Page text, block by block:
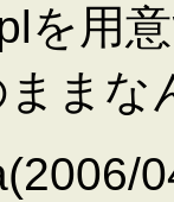
を用
まな